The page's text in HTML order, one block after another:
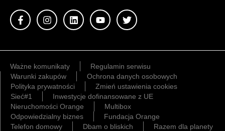
Ważne komunikaty
Regulamin serwisu
Warunki zakupów
Ochrona danych osobowych
Polityka prywatności
Zmień ustawienia cookies
Sieć#1
Inwestycje dofinansowane z UE
Nieruchomości Orange
Multibox
Odpowiedzialny biznes
Fundacja Orange
Telefon domowy
Dbam o bliskich Razem dla planety